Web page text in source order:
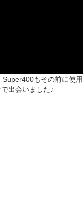
もその前に使用
出会いました♪